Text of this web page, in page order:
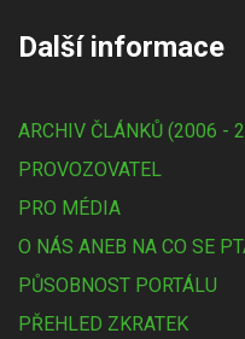
Další informace
ARCHIV ČLÁNKŮ (2006 -
PROVOZOVATEL
PRO MÉDIA
O NÁS ANEB NA CO SE
PŮSOBNOST PORTÁLU
PŘEHLED ZKRATEK